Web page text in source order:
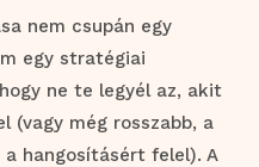
nem csupán egy
egy stratégiai
ne te legyél az, akit
(vagy még rosszabb, a
hangosításért felel). A